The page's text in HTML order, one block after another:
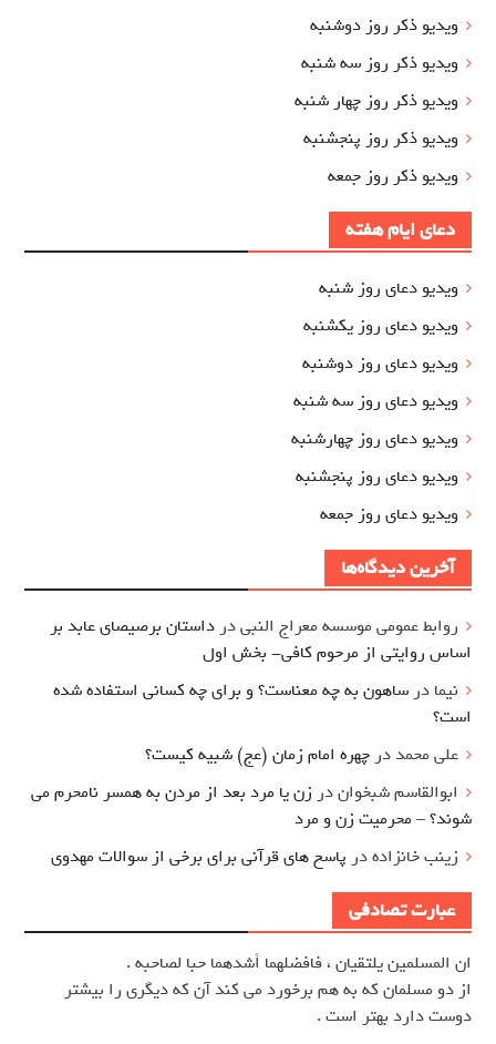
ویدیو ذکر روز دوشنبه
ویدیو ذکر روز سه شنبه
ویدیو ذکر روز چهار شنبه
ویدیو ذکر روز پنجشنبه
ویدیو ذکر روز جمعه
دعای ایام هفته
ویدیو دعای روز شنبه
ویدیو دعای روز یکشنبه
ویدیو دعای روز دوشنبه
ویدیو دعای روز سه شنبه
ویدیو دعای روز چهارشنبه
ویدیو دعای روز پنجشنبه
ویدیو دعای روز جمعه
آخرین دیدگاه‌ها
روابط عمومی موسسه معراج النبیدر داستان برصیصای عابد بر
اساس روایتی از مرحوم کافی- بخش اول
نیما در ساهون به چه معناست؟ و برای چه کسانی استفاده شده
است؟
علی محمددر چهره امام زمان (عج) شبیه کیست؟
ابوالقاسم شبخواندر زن یا مرد بعد از مردن به همسر نامحرم می
شوند؟ – محرمیت زن و مرد
زینب خانزادهدر پاسخ های قرآنی برای برخی از سوالات مهدوی
عبارت تصادفی
ان المسلمين يلتقيان ، فافضلهما أشدهما حبا لصاحبه .
از دو مسلمان كه به هم برخورد مي كند آن كه ديگري را بيشتر
دوست دارد بهتر است .